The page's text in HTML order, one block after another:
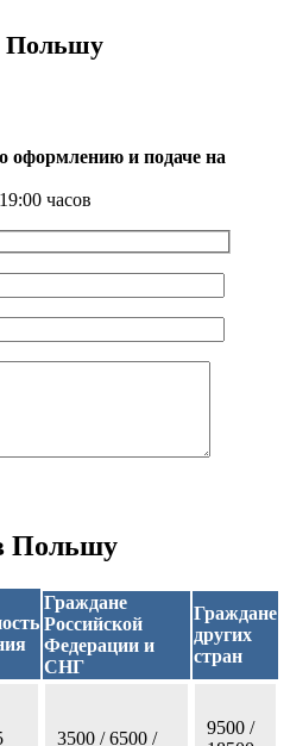
Польшу
оформлению и подаче на
часов
Польшу
Граждане
Российской
Федерации и
СНГ
Граждане
других
стран
3500 / 6500 /
9500 /